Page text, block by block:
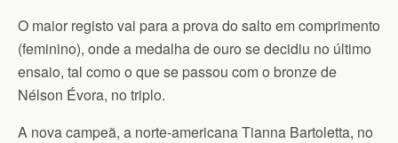
O maior registo vai para a prova do salto em comprimento
(feminino), onde a medalha de ouro se decidiu no último
ensaio, tal como o que se passou com o bronze de
Nélson Évora, no triplo.
A nova campeã, a norte-americana Tianna Bartoletta, no